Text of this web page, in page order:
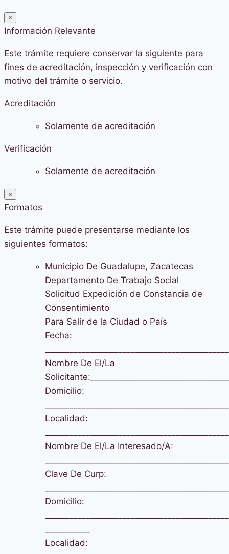
×
Información Relevante
Este trámite requiere conservar la siguiente para
fines de acreditación, inspección y verificación con
motivo del trámite o servicio.
Acreditación
Solamente de acreditación
Verificación
Solamente de acreditación
×
Formatos
Este trámite puede presentarse mediante los
siguientes formatos:
Municipio De Guadalupe, Zacatecas
Departamento De Trabajo Social
Solicitud Expedición de Constancia de
Consentimiento
Para Salir de la Ciudad o País
Fecha:
Nombre De El/La
Domicilio:
Localidad:
Nombre De El/La Interesado/A:
Clave De Curp:
Domicilio:
Localidad: